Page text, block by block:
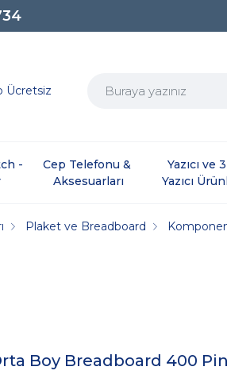
Ücretsiz
-
Cep Telefonu &
Aksesuarları
Yazıcı ve
Yazıcı
Plaket ve Breadboard
Boy Breadboard 400